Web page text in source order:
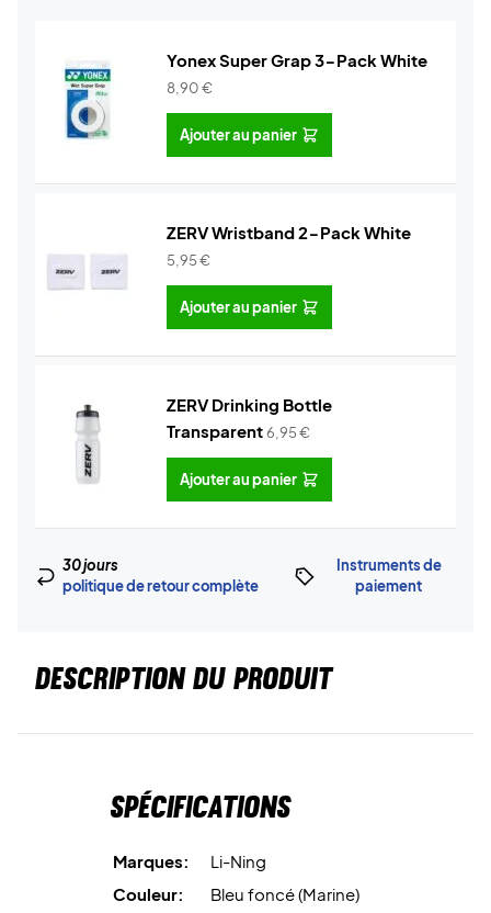
Yonex Super Grap 3-Pack White
8,90€
Ajouter au panier
ZERV Wristband 2-Pack White
5,95€
Ajouter au panier
ZERV Drinking Bottle
Transparent6,95€
Ajouter au panier
30 jours
politique de retour complète
Instruments de
paiement
DESCRIPTION DU PRODUIT
Spécifications
Marques:
Li-Ning
Couleur:
Bleu foncé (Marine)